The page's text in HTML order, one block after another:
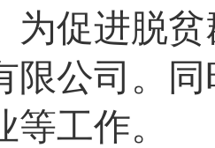
为促进脱
限公司。
等工作。